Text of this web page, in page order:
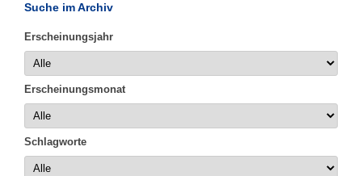
Suche im Archiv
Erscheinungsjahr
Erscheinungsmonat
Schlagworte